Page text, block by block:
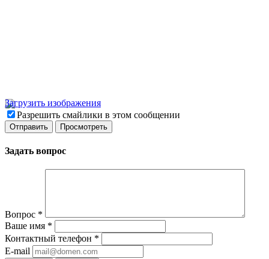
Загрузить изображения
Разрешить смайлики в этом сообщении
Задать вопрос
Вопрос *
Ваше имя *
Контактный телефон *
E-mail